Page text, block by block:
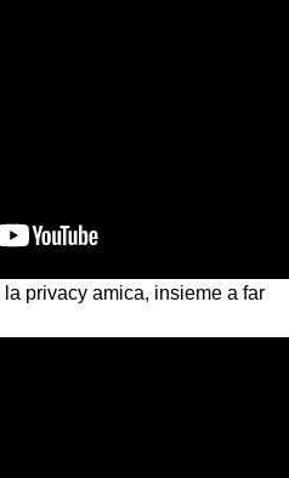
la privacy amica, insieme a far